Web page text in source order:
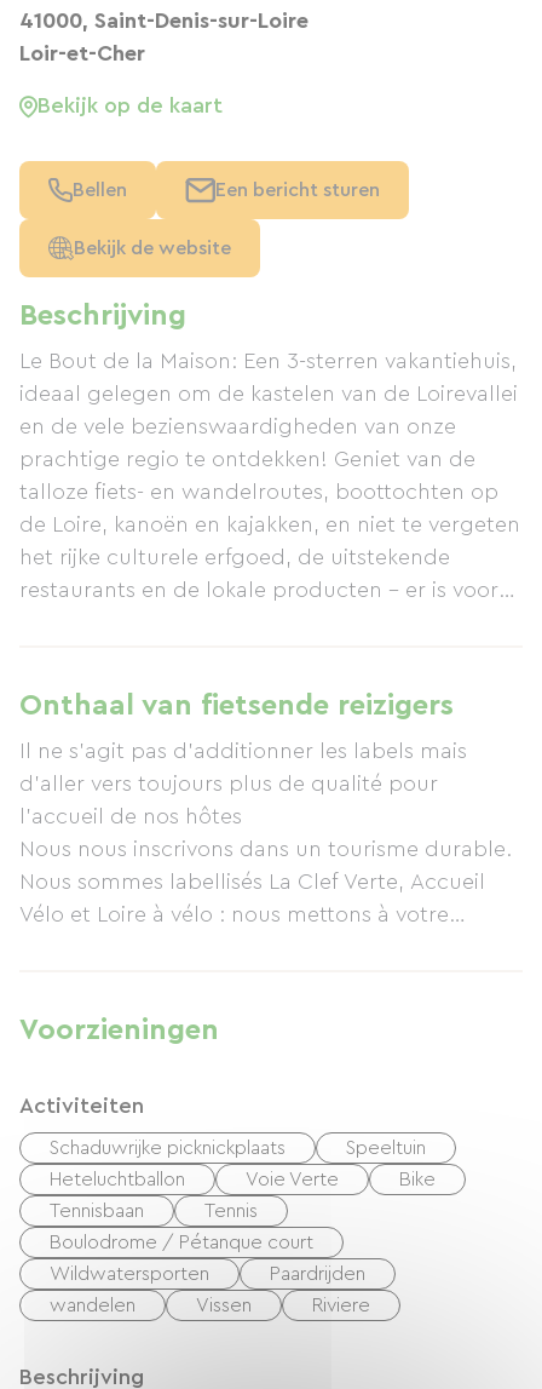
Beschrijving
Le Bout de la Maison: Een 3-sterren vakantiehuis,
ideaal gelegen om de kastelen van de Loirevallei
en de vele bezienswaardigheden van onze
prachtige regio te ontdekken! Geniet van de
talloze fiets- en wandelroutes, boottochten op
de Loire, kanoën en kajakken, en niet te vergeten
het rijke culturele erfgoed, de uitstekende
restaurants en de lokale producten – er is voor
voor mensen met een beperkte mobiliteit) en
een woonkamer met een volledig uitgeruste
keuken. Elke slaapkamer heeft een eigen
badkamer met douche en toilet. Tot de
voorzieningen behoren een eigen binnenplaats,
een pingpongtafel, een schommel en glijbaan,
aangelegde tuinen en terrassen, en toegang tot
een jeu de boulesbaan. De accommodatie
beschikbaar.
Onthaal van fietsende reizigers
Il ne s'agit pas d'additionner les labels mais
d'aller vers toujours plus de qualité pour
l'accueil de nos hôtes
Nous nous inscrivons dans un tourisme durable.
Nous sommes labellisés La Clef Verte, Accueil
Vélo et Loire à vélo : nous mettons à votre
Meublé de Tourisme classé 3*
Voorzieningen
Activiteiten
Schaduwrijke picknickplaats
Speeltuin
Heteluchtballon
Voie Verte
Bike
Tennisbaan
Tennis
Boulodrome / Pétanque court
Wildwatersporten
Paardrijden
wandelen
Vissen Riviere
Beschrijving
41000, Saint-Denis-sur-Loire
Loir-et-Cher
Bekijk op de kaart
Bellen Een bericht sturen
Bekijk de website